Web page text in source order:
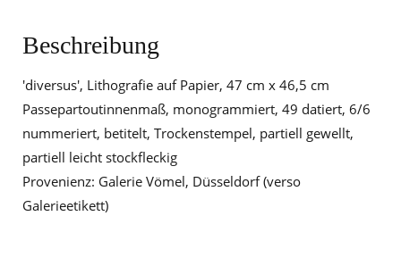
Beschreibung
'diversus', Lithografie auf Papier, 47 cm x 46,5 cm
Passepartoutinnenmaß, monogrammiert, 49 datiert, 6/6
nummeriert, betitelt, Trockenstempel, partiell gewellt,
partiell leicht stockfleckig
Provenienz: Galerie Vömel, Düsseldorf (verso
Galerieetikett)